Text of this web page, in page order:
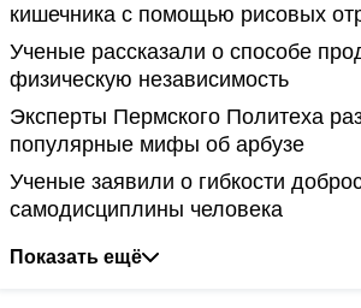
кишечника с помощью рисовых
Ученые рассказали о способе
физическую независимость
Эксперты Пермского Политеха
популярные мифы об арбузе
Ученые заявили о гибкости
самодисциплины человека
Показать ещё